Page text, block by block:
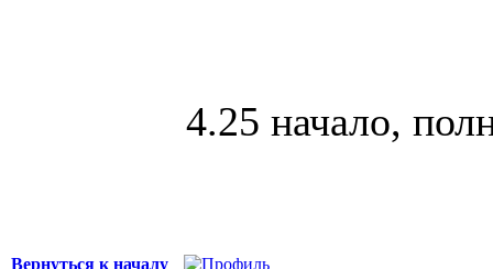
4.25 начало,
Вернуться к началу